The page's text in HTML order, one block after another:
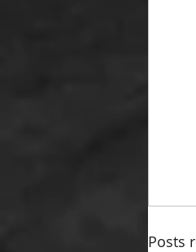
Posts